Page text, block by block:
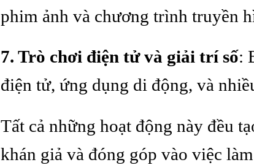
phim ảnh và chương trình truyền
7. Trò chơi điện tử và giải trí số:
điện tử, ứng dụng di động, và
Tất cả những hoạt động này đều
khán giả và đóng góp vào việc